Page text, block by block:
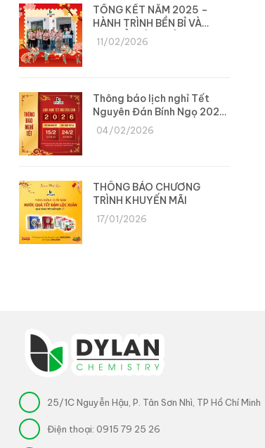
TỔNG KẾT NĂM 2025 –
HÀNH TRÌNH BỀN BỈ VÀ
CHUYỂN MÌNH CÙNG DYLAN
11/02/2026
Thông báo lịch nghỉ Tết
Nguyên Đán Bính Ngọ 2026
– Công ty Dylan
04/02/2026
THÔNG BÁO CHƯƠNG
TRÌNH KHUYẾN MÃI
17/01/2026
25/1C Nguyễn Hậu, P. Tân Sơn Nhì, TP Hồ Chí Minh
Điện thoại: 0915 79 25 26